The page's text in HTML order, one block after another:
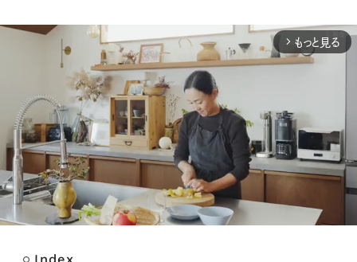
arrow_forward_ios もっと見る